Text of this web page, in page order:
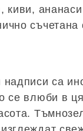
киви,
са
се влюби в